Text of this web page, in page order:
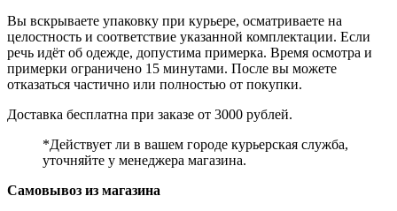
Вы вскрываете упаковку при курьере, осматриваете на
целостность и соответствие указанной комплектации. Если
речь идёт об одежде, допустима примерка. Время осмотра и
примерки ограничено 15 минутами. После вы можете
отказаться частично или полностью от покупки.
Доставка бесплатна при заказе от 3000 рублей.
*Действует ли в вашем городе курьерская служба,
уточняйте у менеджера магазина.
Самовывоз из магазина